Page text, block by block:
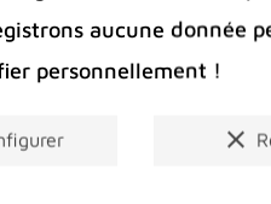
aucune donnée
personnellement !
clear